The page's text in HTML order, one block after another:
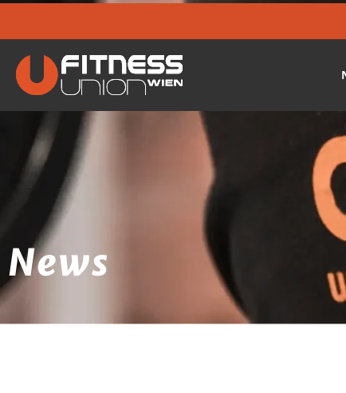
ÖFFNUNGSZEITEN:MO-FR:6:30-22:00
News